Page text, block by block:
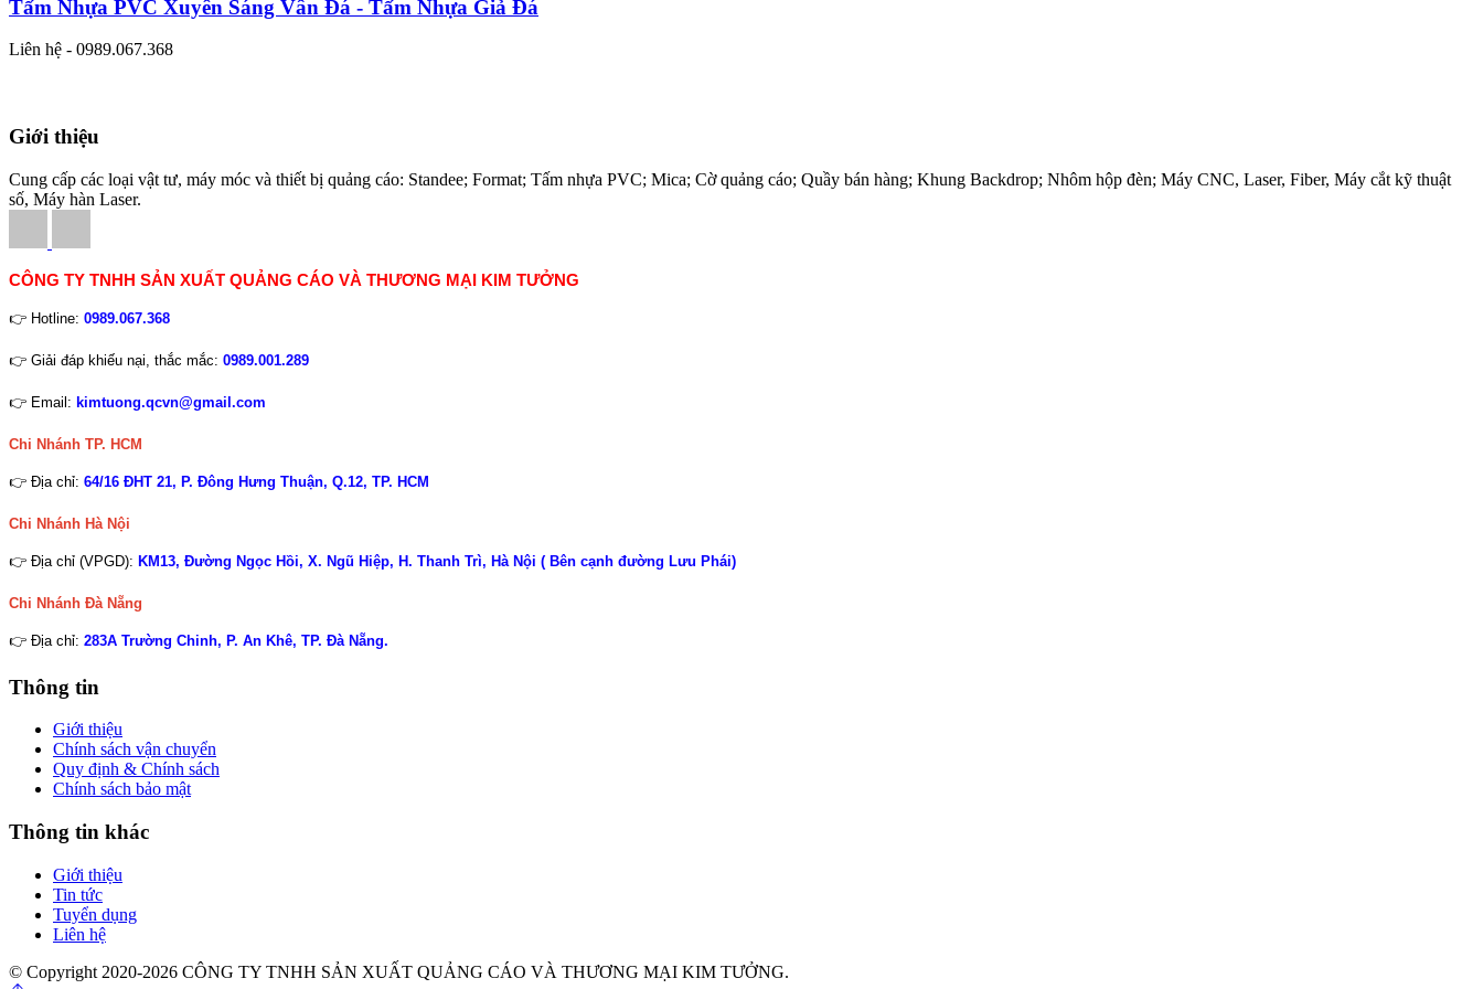
Tấm Nhựa PVC Xuyên Sáng Vân Đá - Tấm Nhựa Giả Đá
Liên hệ - 0989.067.368
Giới thiệu
Cung cấp các loại vật tư, máy móc và thiết bị quảng cáo: Standee; Format; Tấm nhựa PVC; Mica; Cờ quảng cáo; Quầy bán hàng; Khung Backdrop; Nhôm hộp đèn; Máy CNC, Laser, Fiber, Máy cắt kỹ thuật
số, Máy hàn Laser.
CÔNG TY TNHH SẢN XUẤT QUẢNG CÁO VÀ THƯƠNG MẠI KIM TƯỞNG
👉 Hotline: 0989.067.368
👉 Giải đáp khiếu nại, thắc mắc: 0989.001.289
👉 Email: kimtuong.qcvn@gmail.com
Chi Nhánh TP. HCM
👉 Địa chỉ: 64/16 ĐHT 21, P. Đông Hưng Thuận, Q.12, TP. HCM
Chi Nhánh Hà Nội
👉 Địa chỉ (VPGD): KM13, Đường Ngọc Hồi, X. Ngũ Hiệp, H. Thanh Trì, Hà Nội ( Bên cạnh đường Lưu Phái)
Chi Nhánh Đà Nẵng
👉 Địa chỉ: 283A Trường Chinh, P. An Khê, TP. Đà Nẵng.
Thông tin
Giới thiệu
Chính sách vận chuyển
Quy định & Chính sách
Chính sách bảo mật
Thông tin khác
Giới thiệu
Tin tức
Tuyển dụng
Liên hệ
© Copyright 2020-2026 CÔNG TY TNHH SẢN XUẤT QUẢNG CÁO VÀ THƯƠNG MẠI KIM TƯỞNG.